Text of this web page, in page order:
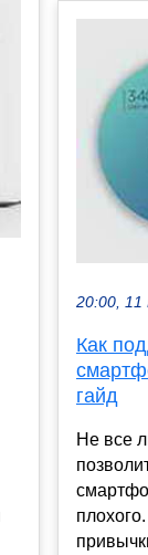
20:00,
Как
гайд
Не все